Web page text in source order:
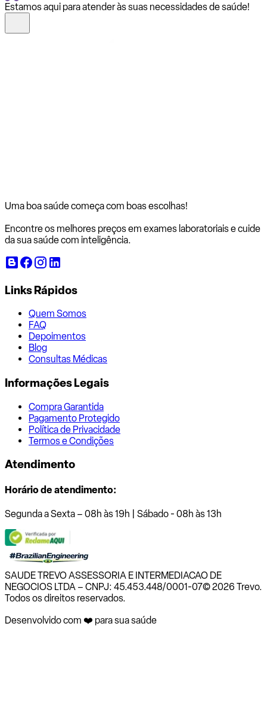
Estamos aqui para atender às suas necessidades de saúde!
Uma boa saúde começa com boas escolhas!
Encontre os melhores preços em exames laboratoriais e cuide
da sua saúde com inteligência.
Links Rápidos
Quem Somos
FAQ
Depoimentos
Blog
Consultas Médicas
Informações Legais
Compra Garantida
Pagamento Protegido
Política de Privacidade
Termos e Condições
Atendimento
Horário de atendimento:
Segunda a Sexta – 08h às 19h | Sábado - 08h às 13h
SAUDE TREVO ASSESSORIA E INTERMEDIACAO DE
NEGOCIOS LTDA – CNPJ: 45.453.448/0001-07© 2026 Trevo.
Todos os direitos reservados.
Desenvolvido com ❤️ para sua saúde